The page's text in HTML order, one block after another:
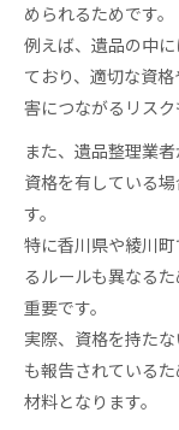
業者選
安心し
遺品整
許可証
依頼時に知
遺品整
依頼の
遺品整
遺品整
遺品整理士
遺品整
められるためです。
例えば、遺品の中
ており、適切な資
害につながるリスク
また、遺品整理業
資格を有している
す。
特に香川県や綾川
るルールも異なる
重要です。
実際、資格を持た
も報告されている
材料となります。